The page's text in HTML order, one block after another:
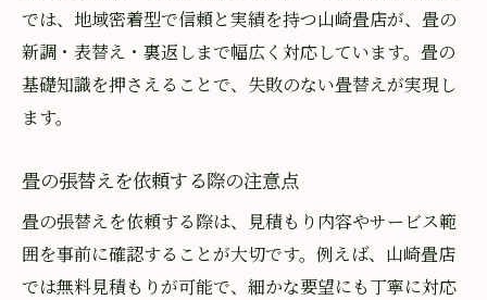
では、地域密着型で信頼と実績を持つ山崎畳店が、畳の
新調・表替え・裏返しまで幅広く対応しています。畳の
基礎知識を押さえることで、失敗のない畳替えが実現し
ます。
畳の張替えを依頼する際の注意点
畳の張替えを依頼する際は、見積もり内容やサービス範
囲を事前に確認することが大切です。例えば、山崎畳店
では無料見積もりが可能で、細かな要望にも丁寧に対応